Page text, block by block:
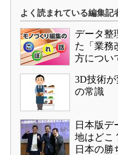
よく読まれている編集記
データ整
た「業務
方につい
3D技術が
の常識
日本版デ
地はど
日本の勝